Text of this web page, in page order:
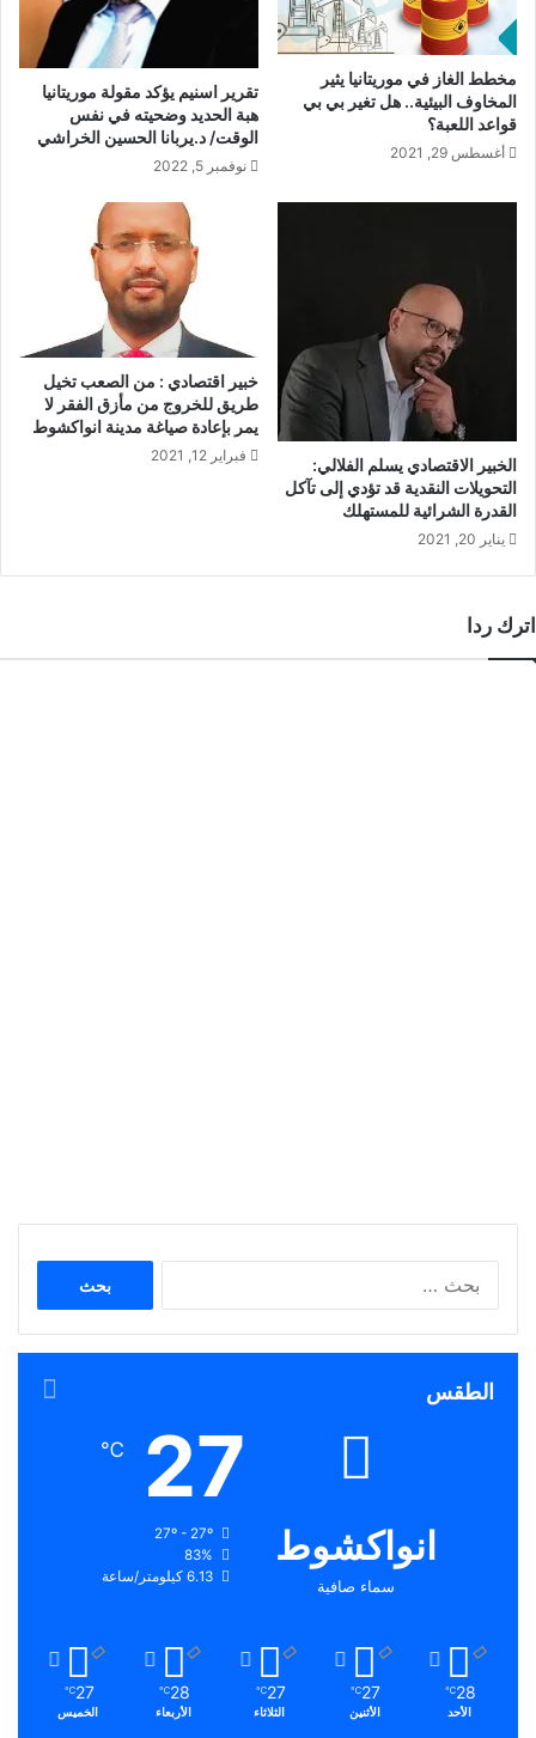
مخطط الغاز في موريتانيا يثير
المخاوف البيئية.. هل تغير بي بي
قواعد اللعبة؟
أغسطس 29, 2021
تقرير اسنيم يؤكد مقولة موريتانيا
هبة الحديد وضحيته في نفس
الوقت/ د.يربانا الحسين الخراشي
نوفمبر 5, 2022
الخبير الاقتصادي يسلم الفلالي:
التحويلات النقدية قد تؤدي إلى تآكل
القدرة الشرائية للمستهلك
يناير 20, 2021
خبير اقتصادي : من الصعب تخيل
طريق للخروج من مأزق الفقر لا
يمر بإعادة صياغة مدينة انواكشوط
فبراير 12, 2021
اترك ردا
الطقس
انواكشوط
سماء صافية
27
℃
27º - 27º
83%
6.13 كيلومتر/ساعة
28
℃
الأحد
27
℃
الأثنين
27
℃
الثلاثاء
28
℃
الأربعاء
27
℃
الخميس